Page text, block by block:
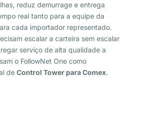
reduz demurrage e entrega
real tanto para a equipe da
cada importador representado.
escalar a carteira sem escalar
serviço de alta qualidade a
o FollowNet One como
de Control Tower para Comex.